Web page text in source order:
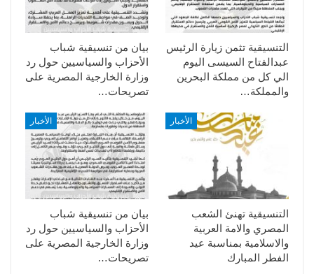
بيان من تنسيقية شباب
الأحزاب والسياسيين حول رد
وزارة الخارجية المصرية على
تصريحات…
التنسيقية تثمن زيارة الرئيس
عبدالفتاح السيسى اليوم
الي كل من مملكة البحرين
والمملكة…
الأخبار
بيان من تنسيقية شباب
الأحزاب والسياسيين حول رد
وزارة الخارجية المصرية على
تصريحات…
الأخبار
التنسيقية تهنئ الشعب
المصري والامة العربية
والاسلامية بمناسبة عيد
الفطر المبارك